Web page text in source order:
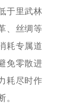
于里武林
、丝绸等
耗专属道
免零散进
耗尽时作
。